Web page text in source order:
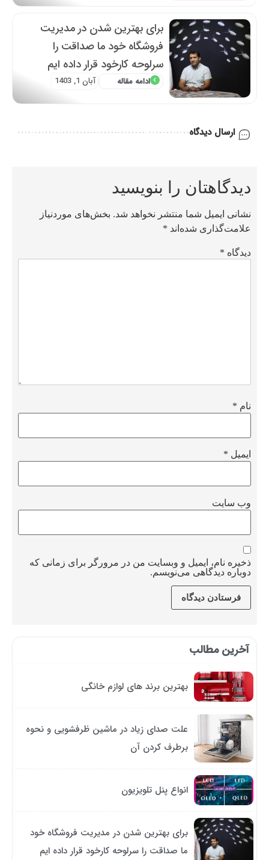
برای بهترین شدن در مدیریت
فروشگاه خود ما صداقت را
سرلوحه کارخود قرار داده ایم
ادامه مقاله آبان 1, 1403
ارسال دیدگاه
دیدگاهتان را بنویسید
نشانی ایمیل شما منتشر نخواهد شد. بخش‌های موردنیاز
علامت‌گذاری شده‌اند *
دیدگاه *
نام *
ایمیل *
وب‌ سایت
ذخیره نام، ایمیل و وبسایت من در مرورگر برای زمانی که
دوباره دیدگاهی می‌نویسم.
آخرین مطالب
بهترین برند های لوازم خانگی
علت صدای زیاد در ماشین ظرفشویی و نحوه
برطرف کردن آن
انواع پنل تلویزیون
برای بهترین شدن در مدیریت فروشگاه خود
ما صداقت را سرلوحه کارخود قرار داده ایم